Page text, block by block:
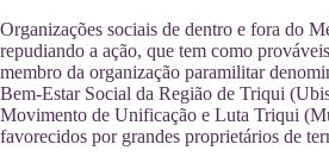
Organizações sociais de dentro e fora do
repudiando a ação, que tem como
membro da organização paramilitar
Bem-Estar Social da Região de Triqui
Movimento de Unificação e Luta Triqui
favorecidos por grandes proprietários de